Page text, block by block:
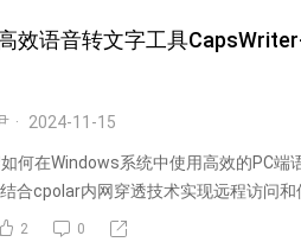
效语音转文字工具
2024-11-15
何在Windows系统中使用高效的PC端
合cpolar内网穿透技术实现远程访问和
2 0